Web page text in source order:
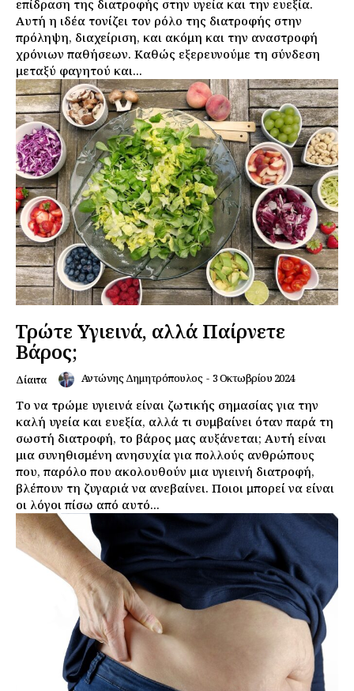
επίδραση της διατροφής στην υγεία και την ευεξία.
Αυτή η ιδέα τονίζει τον ρόλο της διατροφής στην
πρόληψη, διαχείριση, και ακόμη και την αναστροφή
χρόνιων παθήσεων. Καθώς εξερευνούμε τη σύνδεση
μεταξύ φαγητού και...
Τρώτε Υγιεινά, αλλά Παίρνετε
Βάρος;
Δίαιτα Αντώνης Δημητρόπουλος - 3 Οκτωβρίου 2024
Το να τρώμε υγιεινά είναι ζωτικής σημασίας για την
καλή υγεία και ευεξία, αλλά τι συμβαίνει όταν παρά τη
σωστή διατροφή, το βάρος μας αυξάνεται; Αυτή είναι
μια συνηθισμένη ανησυχία για πολλούς ανθρώπους
που, παρόλο που ακολουθούν μια υγιεινή διατροφή,
βλέπουν τη ζυγαριά να ανεβαίνει. Ποιοι μπορεί να είναι
οι λόγοι πίσω από αυτό...